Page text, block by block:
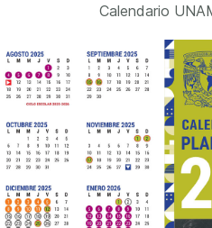
Calendario